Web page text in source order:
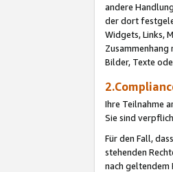
andere
der dort
Widgets, Links,
Zusammenhang
Bilder, Texte
Ihre Teilnahme
Sie sind
Für den Fall,
stehenden
nach geltendem